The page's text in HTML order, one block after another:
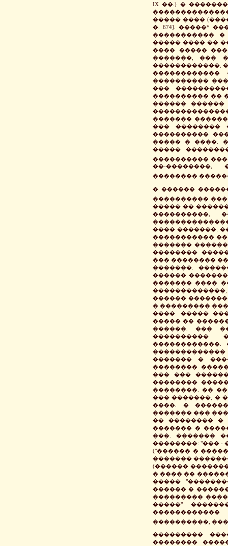
IX ��.) �
����� ����
�. 674]. �����*
�����������
����� ���� ��
���� �����
�������, ���
������������,
����������
���
���������� ��
������ ������
������� ������
��� ��������
����������
����� � ����.
�����
����������
��-��������,
��������
� ������
����������
����� ��
����������,
���� �������,
�����������
�������
��������
��� ��������
�������.
������
������� ����
������
� ���������
����. �����
����� ��
������. ���
����������
������������.
������� �
��������
��� ���
��������
��������. ��
��� �������, �
����. �
������� ���
�� �������� �
������� �
���. �������
��������: "��� -
("������ �
�������
(������
� ���� ��
�����
������ �
���������
�����"
����������,
���������
��������